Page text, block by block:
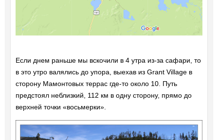
Если днем раньше мы вскочили в 4 утра из-за сафари, то
в это утро валялись до упора, выехав из Grant Village в
сторону Мамонтовых террас где-то около 10. Путь
предстоял неблизкий, 112 км в одну сторону, прямо до
верхней точки «восьмерки».